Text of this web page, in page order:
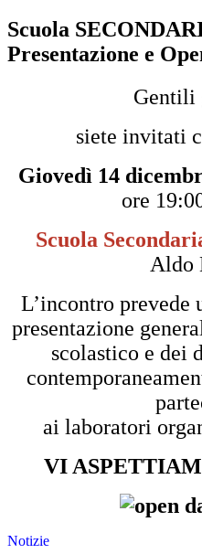
Scuola
Presentazione e
Gentili
siete invitati
Giovedì 14
ore
Scuola
Aldo
L’incontro prevede
presentazione
scolastico e dei
ai laboratori
VI
Notizie